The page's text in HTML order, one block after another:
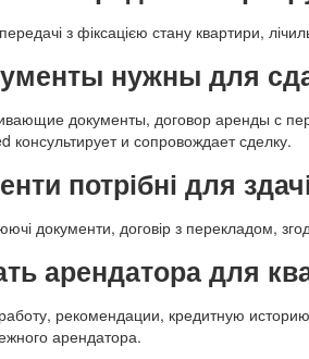
з фіксацією стану квартири,
нужны для
документы, договор аренды с
консультирует и сопровождает сделку.
потрібні для
документи, договір з перекладом,
арендатора для
рекомендации, кредитную
арендатора.